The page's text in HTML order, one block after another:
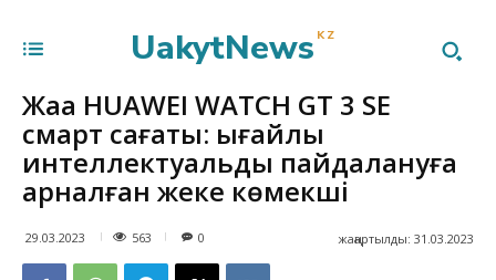
UakytNews KZ
Жаңа HUAWEI WATCH GT 3 SE
смарт сағаты: ыңғайлы
интеллектуальды пайдалануға
арналған жеке көмекші
29.03.2023 563 жаңартылды: 31.03.2023
0